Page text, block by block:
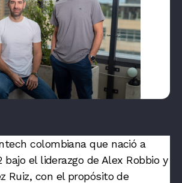
colombiana que nació a
el liderazgo de Alex Robbio y
Ruiz, con el propósito de